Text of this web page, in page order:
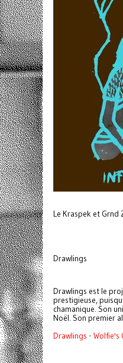
Le Kraspek et Grnd
Drawlings
Drawlings est le
prestigieuse,
chamanique. Son
Noël. Son premier
Drawlings - Wolfie's